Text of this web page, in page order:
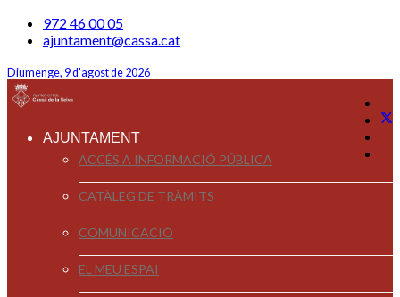
972 46 00 05
ajuntament@cassa.cat
Diumenge, 9 d'agost de 2026
AJUNTAMENT
ACCÉS A INFORMACIÓ PÚBLICA
CATÀLEG DE TRÀMITS
COMUNICACIÓ
EL MEU ESPAI